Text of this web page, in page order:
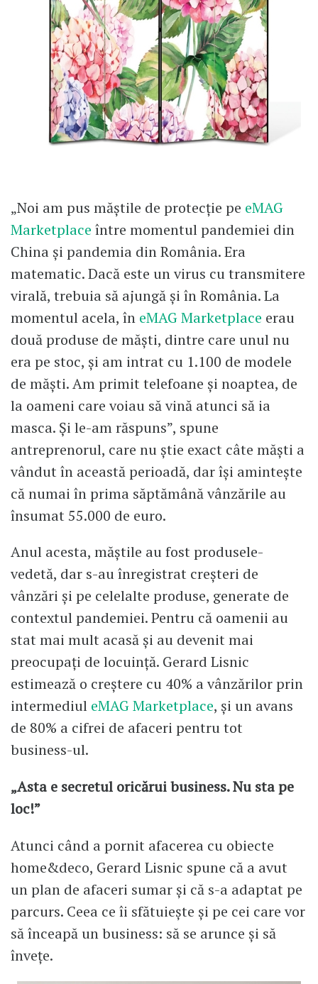
„Noi am pus măștile de protecție pe eMAG
Marketplace între momentul pandemiei din
China și pandemia din România. Era
matematic. Dacă este un virus cu transmitere
virală, trebuia să ajungă și în România. La
momentul acela, în eMAG Marketplace erau
două produse de măști, dintre care unul nu
era pe stoc, și am intrat cu 1.100 de modele
de măști. Am primit telefoane și noaptea, de
la oameni care voiau să vină atunci să ia
masca. Și le-am răspuns”, spune
antreprenorul, care nu știe exact câte măști a
vândut în această perioadă, dar își amintește
că numai în prima săptămână vânzările au
însumat 55.000 de euro.
Anul acesta, măștile au fost produsele-
vedetă, dar s-au înregistrat creșteri de
vânzări și pe celelalte produse, generate de
contextul pandemiei. Pentru că oamenii au
stat mai mult acasă și au devenit mai
preocupați de locuință. Gerard Lisnic
estimează o creștere cu 40% a vânzărilor prin
intermediul eMAG Marketplace, și un avans
de 80% a cifrei de afaceri pentru tot
business-ul.
„Asta e secretul oricărui business. Nu sta pe
loc!”
Atunci când a pornit afacerea cu obiecte
home&deco, Gerard Lisnic spune că a avut
un plan de afaceri sumar și că s-a adaptat pe
parcurs. Ceea ce îi sfătuiește și pe cei care vor
să înceapă un business: să se arunce și să
învețe.